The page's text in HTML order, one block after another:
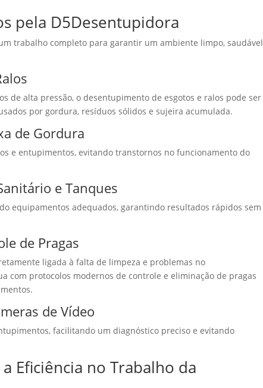
pela D5Desentupidora
trabalho completo para garantir um ambiente limpo, saudável
de alta pressão, o desentupimento de esgotos e ralos pode ser
por gordura, resíduos sólidos e sujeira acumulada.
de Gordura
e entupimentos, evitando transtornos no funcionamento do
e Tanques
equipamentos adequados, garantindo resultados rápidos sem
de Pragas
ligada à falta de limpeza e problemas no
com protocolos modernos de controle e eliminação de pragas
de Vídeo
facilitando um diagnóstico preciso e evitando
Eficiência no Trabalho da